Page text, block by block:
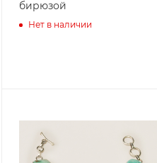
бирюзой
Нет в наличии